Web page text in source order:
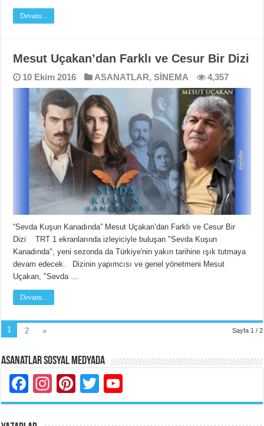
Devamı...
Mesut Uçakan’dan Farklı ve Cesur Bir Dizi
10 Ekim 2016 ASANATLAR,SİNEMA 4,357
“Sevda Kuşun Kanadında” Mesut Uçakan’dan Farklı ve Cesur Bir
Dizi TRT 1 ekranlarında izleyiciyle buluşan "Sevda Kuşun
Kanadında", yeni sezonda da Türkiye'nin yakın tarihine ışık tutmaya
devam edecek. Dizinin yapımcısı ve genel yönetmeni Mesut
Uçakan, "Sevda …
Devamı...
Sayfa 1 / 2
1 2 »
Asanatlar Sosyal Medyada
Facebook
Instagram
Pinterest
Twitter